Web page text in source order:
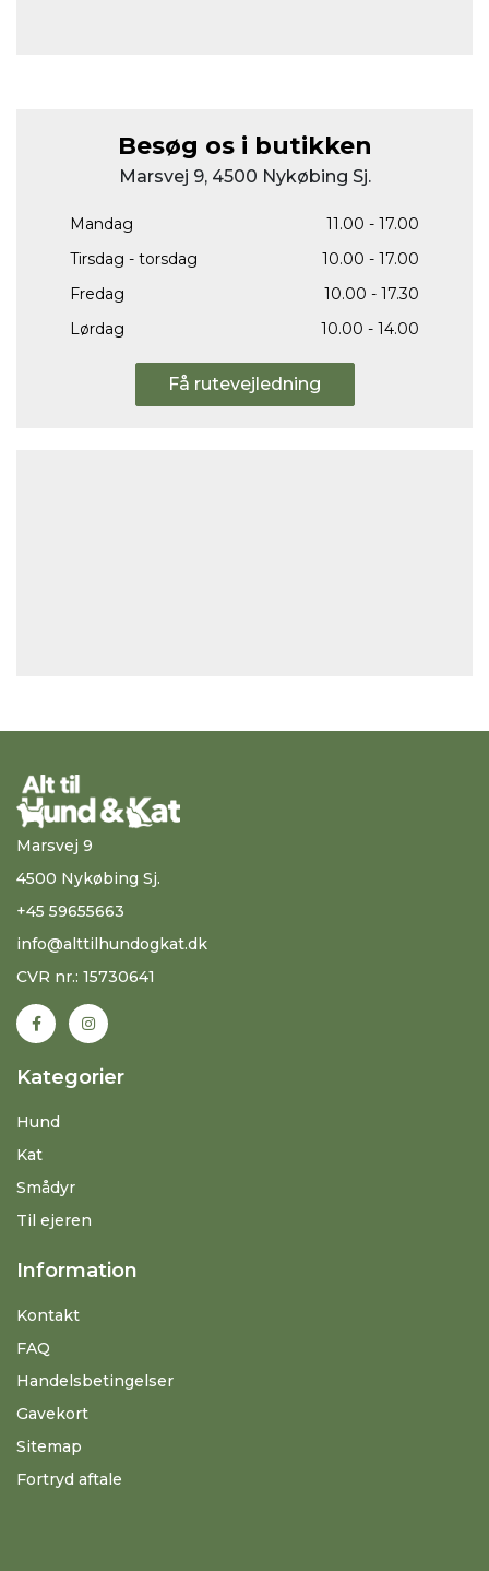
Besøg os i butikken
Marsvej 9, 4500 Nykøbing Sj.
Mandag
11.00 - 17.00
Tirsdag - torsdag
10.00 - 17.00
Fredag
10.00 - 17.30
Lørdag
10.00 - 14.00
Få rutevejledning
Marsvej 9
4500 Nykøbing Sj.
+45 59655663
info@alttilhundogkat.dk
CVR nr.: 15730641
Kategorier
Hund
Kat
Smådyr
Til ejeren
Information
Kontakt
FAQ
Handelsbetingelser
Gavekort
Sitemap
Fortryd aftale